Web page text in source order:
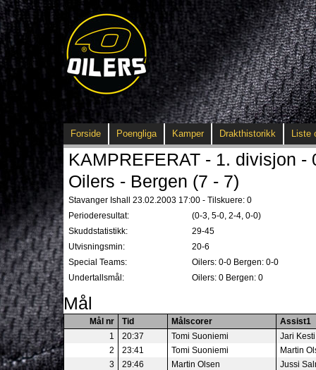
Forside Poengliga Kamper Drakthistorikk Liste
KAMPREFERAT - 1. divisjon -
Oilers - Bergen (7 - 7)
Stavanger Ishall 23.02.2003 17:00 - Tilskuere: 0
Perioderesultat:
(0-3, 5-0, 2-4, 0-0)
Skuddstatistikk:
29-45
Utvisningsmin:
20-6
Special Teams:
Oilers: 0-0 Bergen: 0-0
Undertallsmål:
Oilers: 0 Bergen: 0
Mål
Mål nr Tid Målscorer
Assist1
1
20:37 Tomi Suoniemi
Jari Kesti
2
23:41 Tomi Suoniemi
Martin
3
29:46 Martin Olsen
Jussi